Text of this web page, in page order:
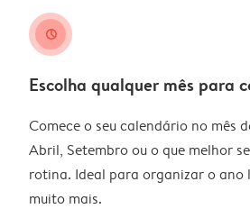
clock
Escolha qualquer mês para
Comece o seu calendário no mês
Abril, Setembro ou o que melhor
rotina. Ideal para organizar o ano
muito mais.